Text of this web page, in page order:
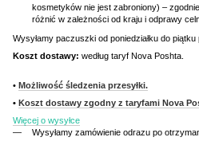
kosmetyków nie jest zabroniony) –
różnić w zależności od kraju i odprawy
Wysyłamy paczuszki od poniedziałku do
Koszt dostawy: według taryf Nova Poshta.
• Możliwość śledzenia przesyłki.
• Koszt dostawy zgodny z taryfami Nova
Więcej o wysyłce
Wysyłamy zamówienie odrazu po